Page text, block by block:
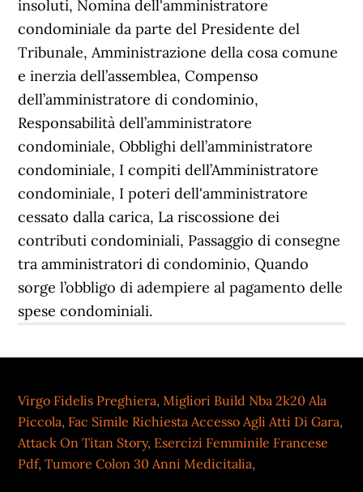
Virgo Fidelis Preghiera,Migliori Build Nba 2k20 Ala
Piccola, Fac Simile Richiesta Accesso Agli Atti Di Gara,
Attack On Titan Story, Esercizi Femminile Francese
Pdf,Tumore Colon 30 Anni Medicitalia,